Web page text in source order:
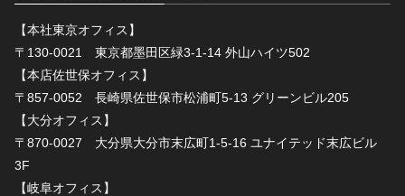
【本社東京オフィス】
〒130-0021 東京都墨田区緑3-1-14 外山ハイツ502
【本店佐世保オフィス】
〒857-0052 長崎県佐世保市松浦町5-13 グリーンビル205
【大分オフィス】
〒870-0027 大分県大分市末広町1-5-16 ユナイテッド末広ビル
3F
【岐阜オフィス】